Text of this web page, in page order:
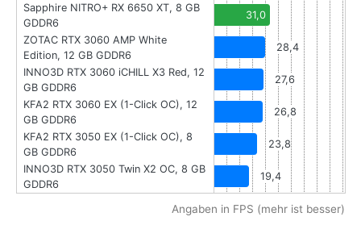
Sapphire NITRO+ RX 6650 XT, 8 GB
GDDR6
31,0
ZOTAC RTX 3060 AMP White
Edition, 12 GB GDDR6
28,4
INNO3D RTX 3060 iCHILL X3 Red, 12
GB GDDR6
27,6
KFA2 RTX 3060 EX (1-Click OC), 12
GB GDDR6
26,8
KFA2 RTX 3050 EX (1-Click OC), 8
GB GDDR6
23,8
INNO3D RTX 3050 Twin X2 OC, 8 GB
GDDR6
19,4
Angaben in FPS (mehr ist besser)